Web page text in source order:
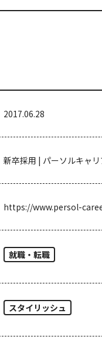
2017.06.28
新卒採用 | パーソルキャリ
https://www.persol-
就職・転職
スタイリッシュ